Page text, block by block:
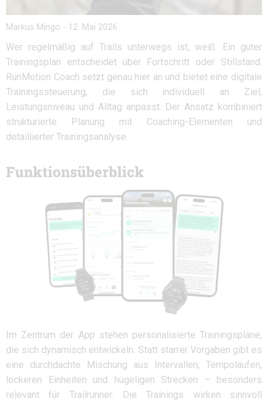
Markus Mingo - 12. Mai 2026
Wer regelmäßig auf Trails unterwegs ist, weiß: Ein guter
Trainingsplan entscheidet über Fortschritt oder Stillstand.
RunMotion Coach setzt genau hier an und bietet eine digitale
Trainingssteuerung, die sich individuell an Ziel,
Leistungsniveau und Alltag anpasst. Der Ansatz kombiniert
strukturierte Planung mit Coaching-Elementen und
detaillierter Trainingsanalyse.
Funktionsüberblick
Im Zentrum der App stehen personalisierte Trainingspläne,
die sich dynamisch entwickeln. Statt starrer Vorgaben gibt es
eine durchdachte Mischung aus Intervallen, Tempoläufen,
lockeren Einheiten und hügeligen Strecken – besonders
relevant für Trailrunner. Die Trainings wirken sinnvoll